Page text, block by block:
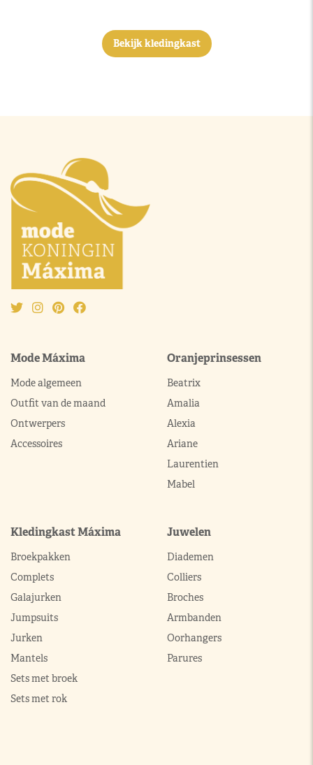
Bekijk kledingkast
Mode Máxima
Mode algemeen
Outfit van de maand
Ontwerpers
Accessoires
Oranjeprinsessen
Beatrix
Amalia
Alexia
Ariane
Laurentien
Mabel
Kledingkast Máxima
Broekpakken
Complets
Galajurken
Jumpsuits
Jurken
Mantels
Sets met broek
Sets met rok
Juwelen
Diademen
Colliers
Broches
Armbanden
Oorhangers
Parures